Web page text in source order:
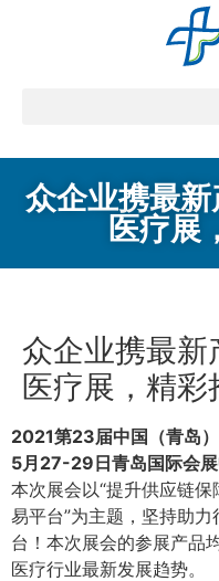
众企业携最
医疗展
众企业携最新
医疗展，精彩
2021第23届中国（青岛
5月27-29日青岛国际会展
本次展会以“提升供应链
易平台”为主题，坚持助
台！本次展会的参展产品
医疗行业最新发展趋势。